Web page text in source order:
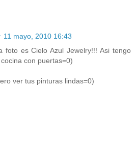
11 mayo, 2010 16:43
foto es Cielo Azul Jewelry!!! Asi tengo
con puertas=0)
ver tus pinturas lindas=0)